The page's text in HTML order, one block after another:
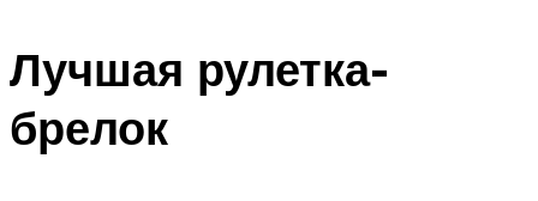
Лучшая рулетка-
брелок